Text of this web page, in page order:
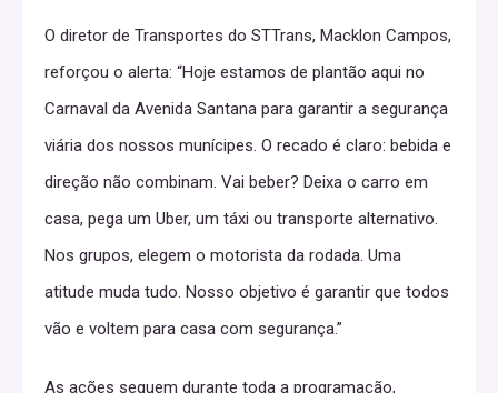
O diretor de Transportes do STTrans, Macklon Campos,
reforçou o alerta: “Hoje estamos de plantão aqui no
Carnaval da Avenida Santana para garantir a segurança
viária dos nossos munícipes. O recado é claro: bebida e
direção não combinam. Vai beber? Deixa o carro em
casa, pega um Uber, um táxi ou transporte alternativo.
Nos grupos, elegem o motorista da rodada. Uma
atitude muda tudo. Nosso objetivo é garantir que todos
vão e voltem para casa com segurança.”
As ações seguem durante toda a programação,